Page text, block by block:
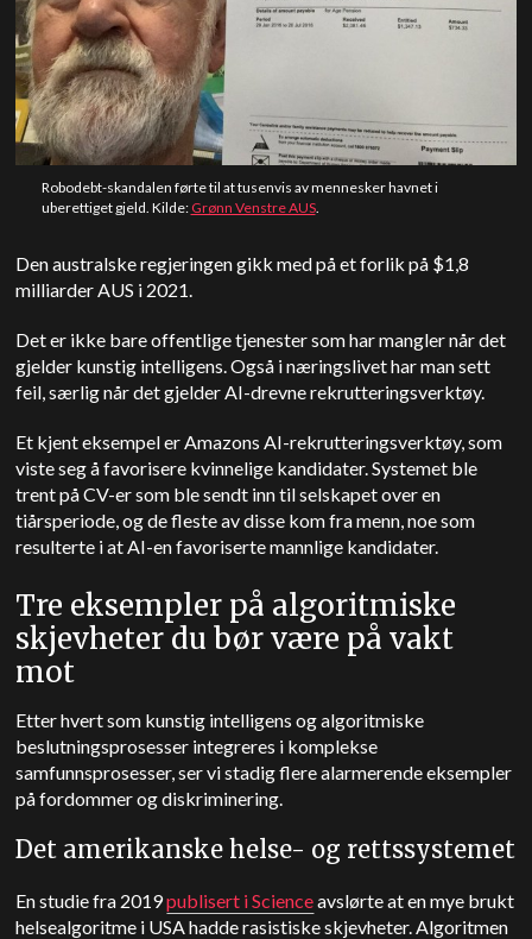
Robodebt-skandalen førte til at tusenvis av mennesker havnet i
uberettiget gjeld. Kilde: Grønn Venstre AUS.
Den australske regjeringen gikk med på et forlik på $1,8
milliarder AUS i 2021.
Det er ikke bare offentlige tjenester som har mangler når det
gjelder kunstig intelligens. Også i næringslivet har man sett
feil, særlig når det gjelder AI-drevne rekrutteringsverktøy.
Et kjent eksempel er Amazons AI-rekrutteringsverktøy, som
viste seg å favorisere kvinnelige kandidater. Systemet ble
trent på CV-er som ble sendt inn til selskapet over en
tiårsperiode, og de fleste av disse kom fra menn, noe som
resulterte i at AI-en favoriserte mannlige kandidater.
Tre eksempler på algoritmiske
skjevheter du bør være på vakt
mot
Etter hvert som kunstig intelligens og algoritmiske
beslutningsprosesser integreres i komplekse
samfunnsprosesser, ser vi stadig flere alarmerende eksempler
på fordommer og diskriminering.
Det amerikanske helse- og rettssystemet
En studie fra 2019publisert i Scienceavslørte at en mye brukt
helsealgoritme i USA hadde rasistiske skjevheter. Algoritmen